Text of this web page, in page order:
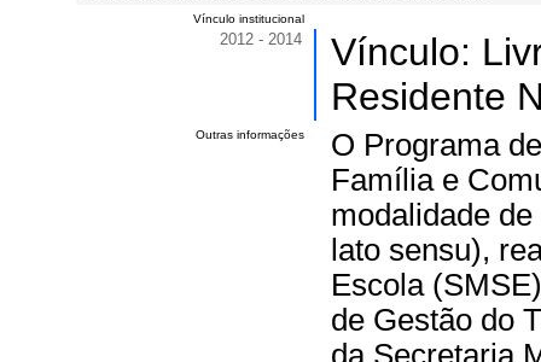
Vínculo institucional
2012 - 2014
Vínculo:
Residente
Outras informações
O Programa
Família e
modalidade
lato sensu),
Escola
de Gestão do
da Secretaria